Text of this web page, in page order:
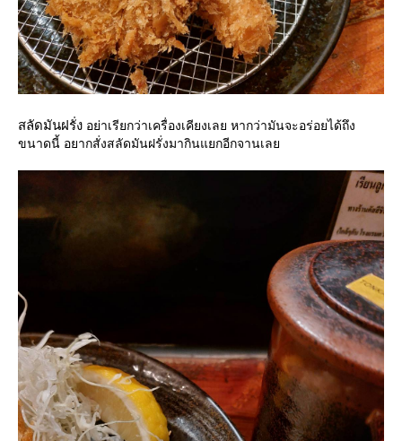
สลัดมันฝรั่ง อย่าเรียกว่าเครื่องเคียงเลย หากว่ามันจะอร่อยได้ถึง
ขนาดนี้ อยากสั่งสลัดมันฝรั่งมากินแยกอีกจานเล